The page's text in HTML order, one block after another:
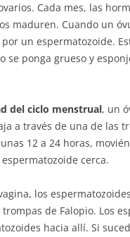
Cada mes, las
maduren. Cuando un
un espermatozoide.
se ponga grueso y
del ciclo menstrual, un
a través de una de las
12 a 24 horas,
cerca.
los
de Falopio. Los
hacia allí. Si